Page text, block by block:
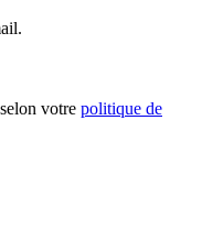
votre politique de